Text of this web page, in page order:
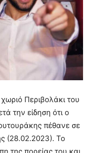
Περιβολάκι του
την είδηση ότι ο
πέθανε σε
(28.02.2023). Το